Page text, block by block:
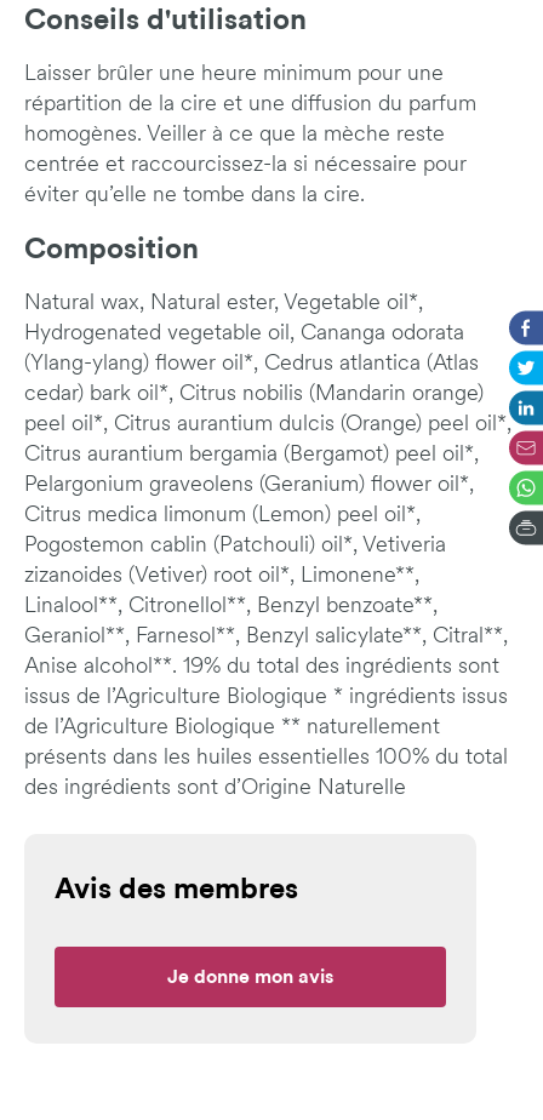
Conseils d'utilisation
Laisser brûler une heure minimum pour une
répartition de la cire et une diffusion du parfum
homogènes. Veiller à ce que la mèche reste
centrée et raccourcissez-la si nécessaire pour
éviter qu’elle ne tombe dans la cire.
Composition
Natural wax, Natural ester, Vegetable oil*,
Hydrogenated vegetable oil, Cananga odorata
(Ylang-ylang) flower oil*, Cedrus atlantica (Atlas
cedar) bark oil*, Citrus nobilis (Mandarin orange)
peel oil*, Citrus aurantium dulcis (Orange) peel oil*,
Citrus aurantium bergamia (Bergamot) peel oil*,
Pelargonium graveolens (Geranium) flower oil*,
Citrus medica limonum (Lemon) peel oil*,
Pogostemon cablin (Patchouli) oil*, Vetiveria
zizanoides (Vetiver) root oil*, Limonene**,
Linalool**, Citronellol**, Benzyl benzoate**,
Geraniol**, Farnesol**, Benzyl salicylate**, Citral**,
Anise alcohol**. 19% du total des ingrédients sont
issus de l’Agriculture Biologique * ingrédients issus
de l’Agriculture Biologique ** naturellement
présents dans les huiles essentielles 100% du total
des ingrédients sont d’Origine Naturelle
Avis des membres
Je donne mon avis